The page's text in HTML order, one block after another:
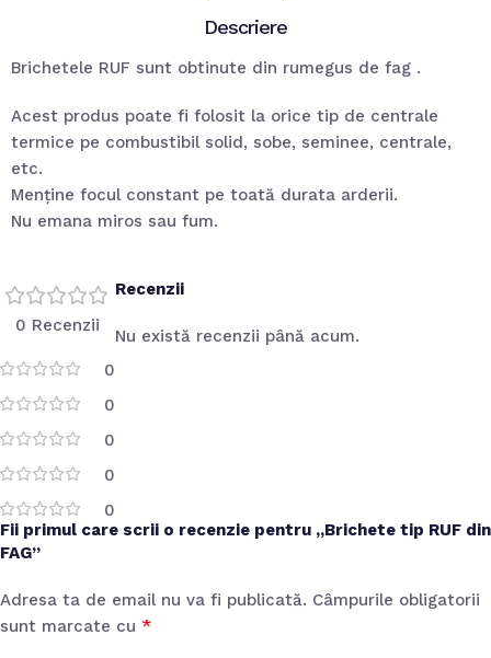
Descriere
Brichetele RUF sunt obtinute din rumegus de fag .
Acest produs poate fi folosit la orice tip de centrale
termice pe combustibil solid, sobe, seminee, centrale,
etc.
Menține focul constant pe toată durata arderii.
Nu emana miros sau fum.
0 Recenzii
0
0
0
0
0
Recenzii
Nu există recenzii până acum.
Fii primul care scrii o recenzie pentru „Brichete tip RUF din
FAG”
Adresa ta de email nu va fi publicată. Câmpurile obligatorii
sunt marcate cu *